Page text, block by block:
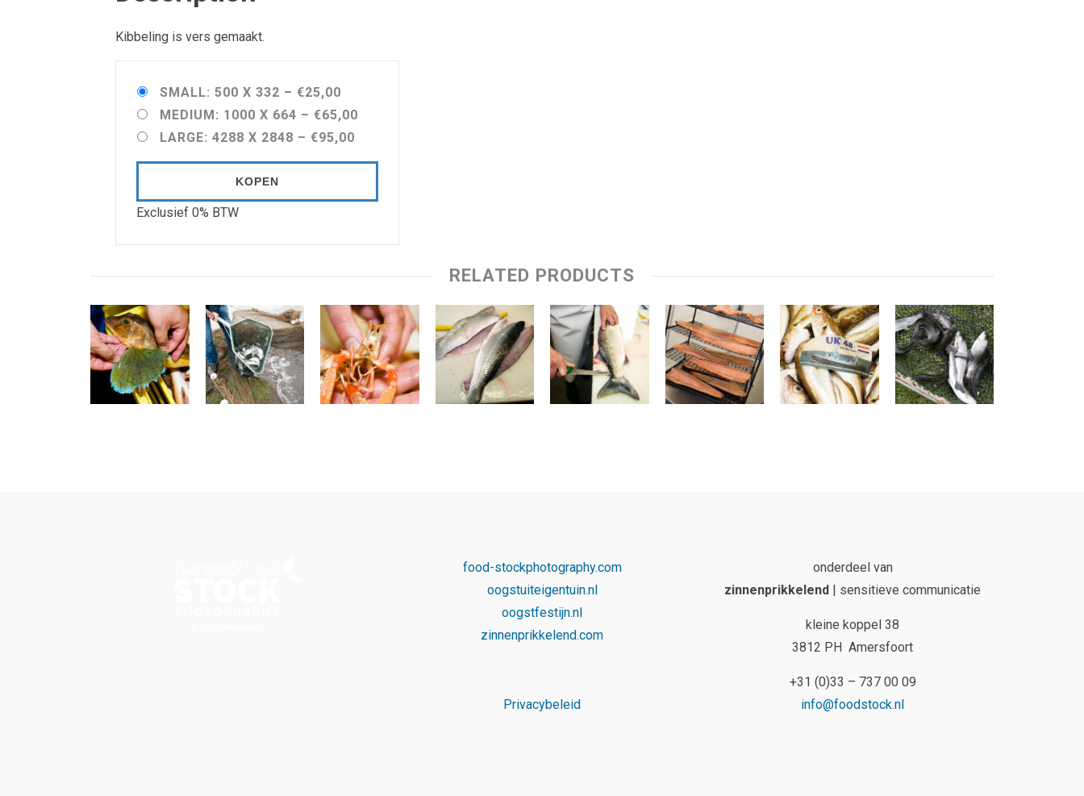
Kibbeling is vers gemaakt.
SMALL: 500 X 332 – €25,00
MEDIUM: 1000 X 664 – €65,00
LARGE: 4288 X 2848 – €95,00
KOPEN
Exclusief 0% BTW
RELATED PRODUCTS
food-stockphotography.com
oogstuiteigentuin.nl
oogstfestijn.nl
zinnenprikkelend.com
Privacybeleid
onderdeel van
zinnenprikkelend | sensitieve communicatie
kleine koppel 38
3812 PH Amersfoort
+31 (0)33 – 737 00 09
info@foodstock.nl